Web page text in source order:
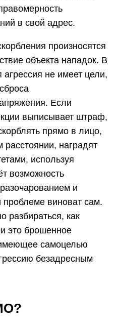
в свой адрес.
произносятся
объекта нападок. В
не имеет цели,
Если
выписывает штраф,
прямо в лицо,
расстоянии, наградят
используя
возможность
и
проблеме виноват сам.
разбираться, как
это брошенное
самоцелью
безадресным